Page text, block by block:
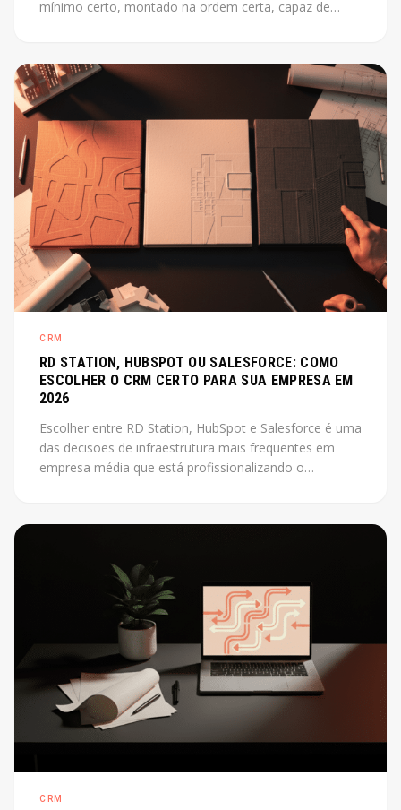
mínimo certo, montado na ordem certa, capaz de
agora.
CRM
RD STATION, HUBSPOT OU SALESFORCE: COMO
ESCOLHER O CRM CERTO PARA SUA EMPRESA EM
2026
Escolher entre RD Station, HubSpot e Salesforce é uma
das decisões de infraestrutura mais frequentes em
empresa média que está profissionalizando o
de uma das plataformas. Este post não tem esse
escolha certa para cada contexto.
CRM